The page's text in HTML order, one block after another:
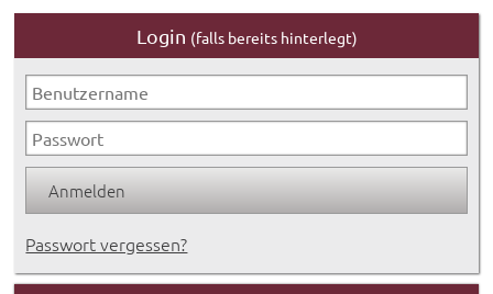
Login (falls bereits hinterlegt)
Passwort vergessen?